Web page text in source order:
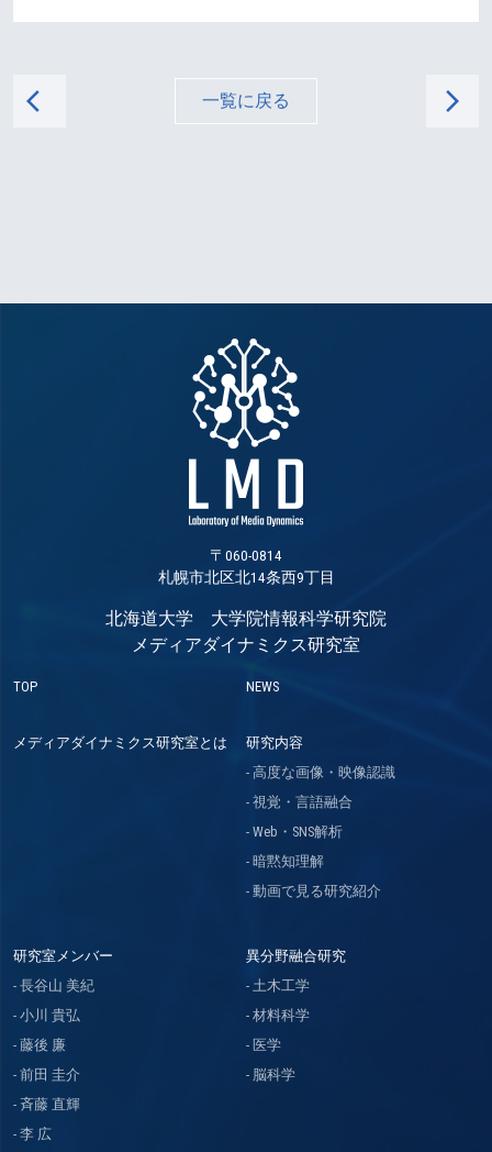
arrow_back_ios 一覧に戻る arrow_forward_ios
〒060-0814
札幌市北区北14条西9丁目
北海道大学 大学院情報科学研究院
メディアダイナミクス研究室
TOP NEWS
メディアダイナミクス研究室とは
研究内容
高度な画像・映像認識
視覚・言語融合
Web・SNS解析
暗黙知理解
動画で見る研究紹介
研究室メンバー
長谷山 美紀
小川 貴弘
藤後 廉
前田 圭介
斉藤 直輝
李 広
異分野融合研究
土木工学
材料科学
医学
脳科学